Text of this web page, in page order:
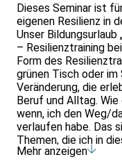
Dieses Seminar ist
eigenen Resilienz in
Unser
– Resilienztraining
Form des
grünen Tisch oder im
Veränderung, die
Beruf und Alltag.
wenn, ich den Weg/
verlaufen habe. Das
Themen, die ich in
Inwieweit bremsen
Mehr anzeigen